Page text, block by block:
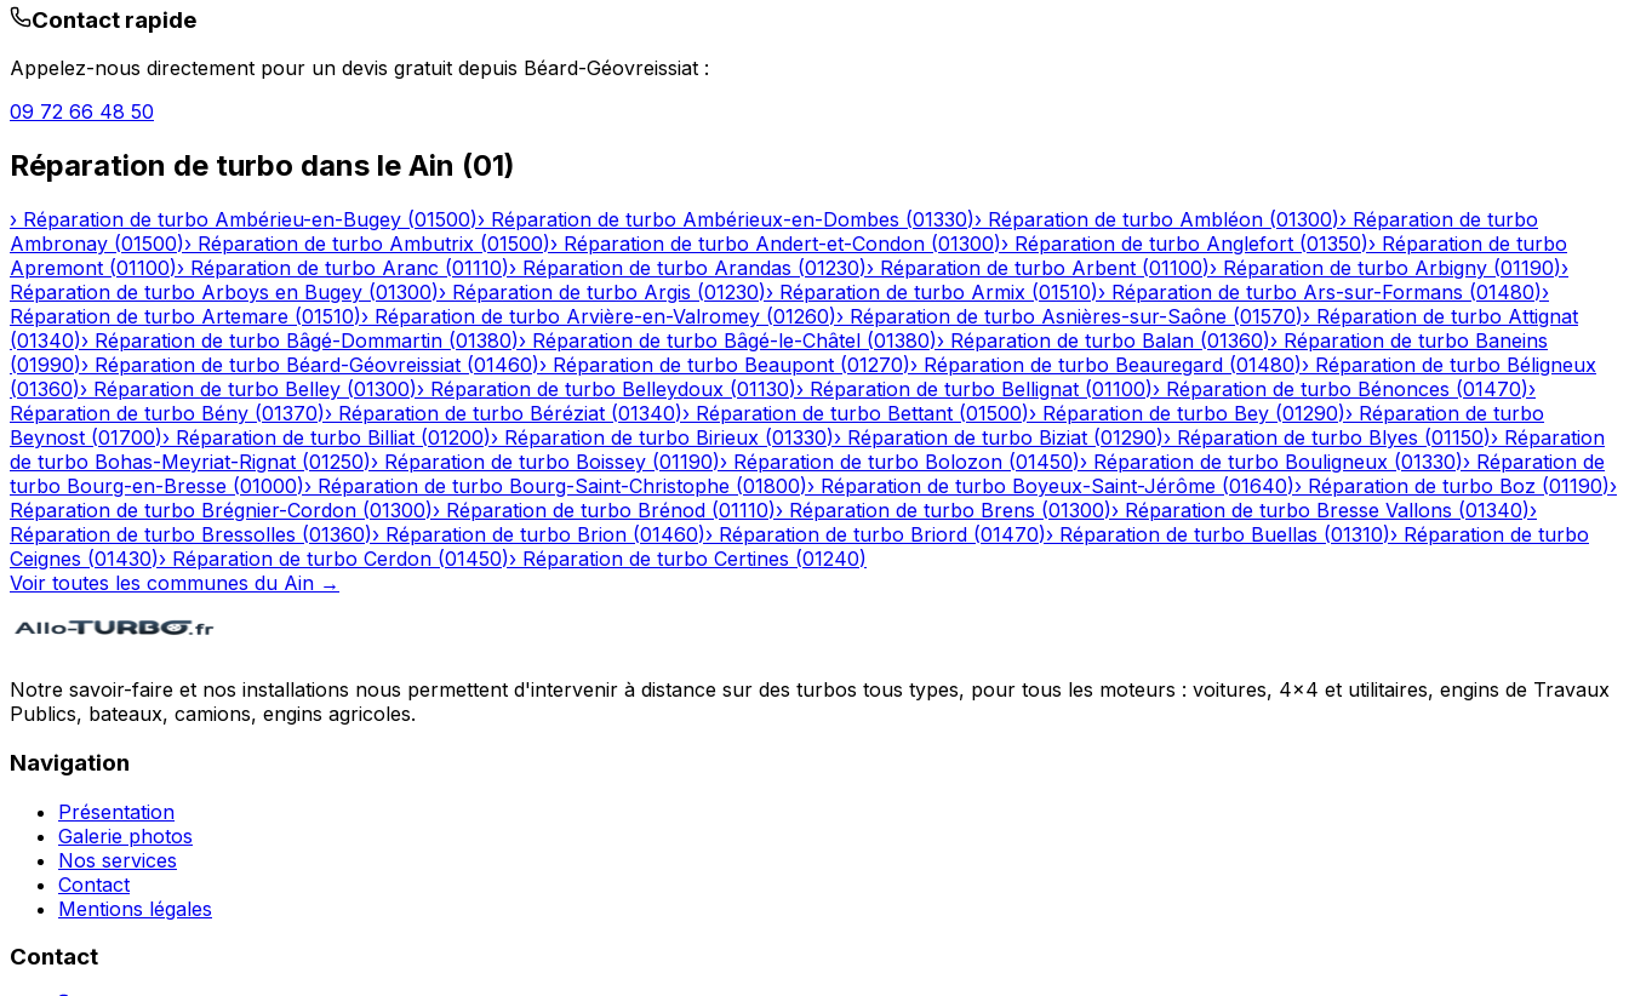
Contact rapide
Appelez-nous directement pour un devis gratuit depuis Béard-Géovreissiat :
09 72 66 48 50
Réparation de turbo dans le Ain (01)
› Réparation de turbo Ambérieu-en-Bugey (01500)› Réparation de turbo Ambérieux-en-Dombes (01330)› Réparation de turbo Ambléon (01300)› Réparation de turbo
Ambronay (01500)› Réparation de turbo Ambutrix (01500)› Réparation de turbo Andert-et-Condon (01300)› Réparation de turbo Anglefort (01350)› Réparation de turbo
Apremont (01100)› Réparation de turbo Aranc (01110)› Réparation de turbo Arandas (01230)› Réparation de turbo Arbent (01100)› Réparation de turbo Arbigny (01190)›
Réparation de turbo Arboys en Bugey (01300)› Réparation de turbo Argis (01230)› Réparation de turbo Armix (01510)› Réparation de turbo Ars-sur-Formans (01480)›
Réparation de turbo Artemare (01510)› Réparation de turbo Arvière-en-Valromey (01260)› Réparation de turbo Asnières-sur-Saône (01570)› Réparation de turbo Attignat
(01340)› Réparation de turbo Bâgé-Dommartin (01380)› Réparation de turbo Bâgé-le-Châtel (01380)› Réparation de turbo Balan (01360)› Réparation de turbo Baneins
(01990)› Réparation de turbo Béard-Géovreissiat (01460)› Réparation de turbo Beaupont (01270)› Réparation de turbo Beauregard (01480)› Réparation de turbo Béligneux
(01360)› Réparation de turbo Belley (01300)› Réparation de turbo Belleydoux (01130)› Réparation de turbo Bellignat (01100)› Réparation de turbo Bénonces (01470)›
Réparation de turbo Bény (01370)› Réparation de turbo Béréziat (01340)› Réparation de turbo Bettant (01500)› Réparation de turbo Bey (01290)› Réparation de turbo
Beynost (01700)› Réparation de turbo Billiat (01200)› Réparation de turbo Birieux (01330)› Réparation de turbo Biziat (01290)› Réparation de turbo Blyes (01150)› Réparation
de turbo Bohas-Meyriat-Rignat (01250)› Réparation de turbo Boissey (01190)› Réparation de turbo Bolozon (01450)› Réparation de turbo Bouligneux (01330)› Réparation de
turbo Bourg-en-Bresse (01000)› Réparation de turbo Bourg-Saint-Christophe (01800)› Réparation de turbo Boyeux-Saint-Jérôme (01640)› Réparation de turbo Boz (01190)›
Réparation de turbo Brégnier-Cordon (01300)› Réparation de turbo Brénod (01110)› Réparation de turbo Brens (01300)› Réparation de turbo Bresse Vallons (01340)›
Réparation de turbo Bressolles (01360)› Réparation de turbo Brion (01460)› Réparation de turbo Briord (01470)› Réparation de turbo Buellas (01310)› Réparation de turbo
Ceignes (01430)› Réparation de turbo Cerdon (01450)› Réparation de turbo Certines (01240)
Voir toutes les communes du Ain →
Notre savoir-faire et nos installations nous permettent d'intervenir à distance sur des turbos tous types, pour tous les moteurs : voitures, 4x4 et utilitaires, engins de Travaux
Publics, bateaux, camions, engins agricoles.
Navigation
Présentation
Galerie photos
Nos services
Contact
Mentions légales
Contact